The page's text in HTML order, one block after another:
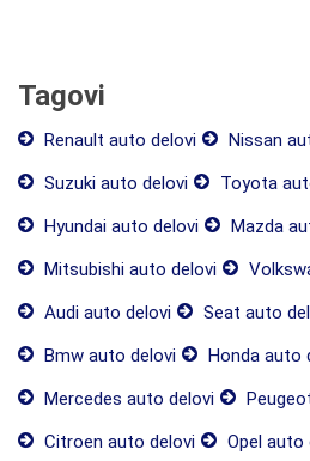
Tagovi
Renault auto delovi
Nissan
Suzuki auto delovi
Toyota
Hyundai auto delovi
Mazda
Mitsubishi auto delovi
Audi auto delovi
Seat auto
Bmw auto delovi
Honda auto
Mercedes auto delovi
Citroen auto delovi
Opel auto